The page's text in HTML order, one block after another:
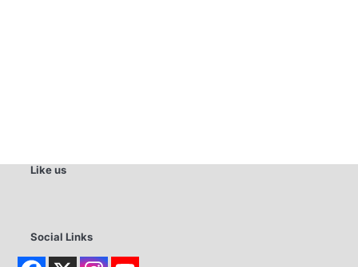
Like us
Social Links